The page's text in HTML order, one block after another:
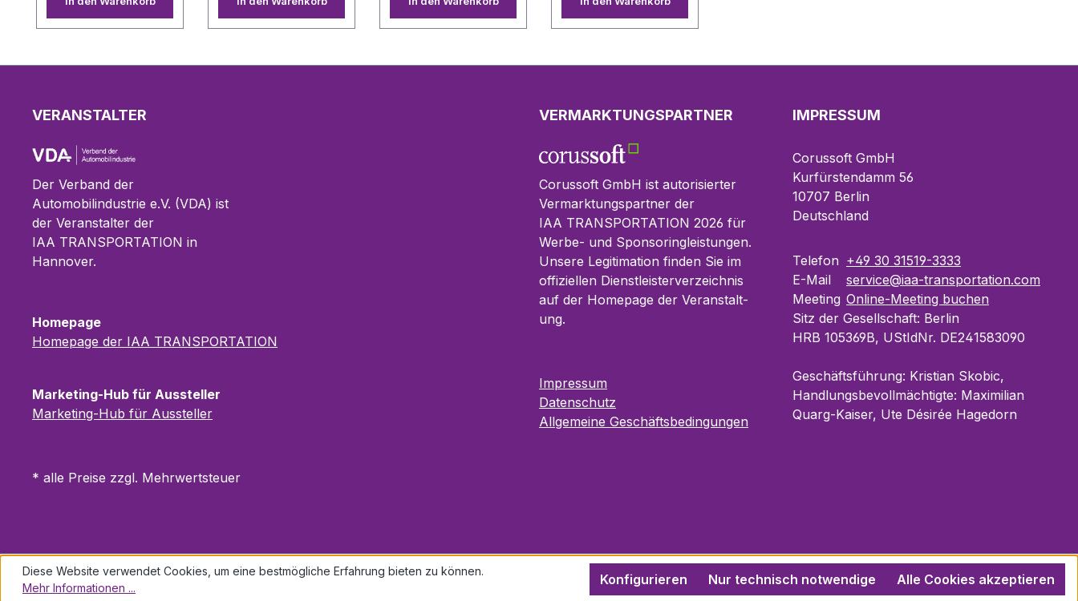
VERANSTALTER
Der Verband der
Automobilindustrie e.V. (VDA) ist
der Veranstalter der
IAA TRANSPORTATION in
Hannover.
Homepage
Homepage der IAA TRANSPORTATION
Marketing-Hub für Aussteller
Marketing-Hub für Aussteller
* alle Preise zzgl. Mehrwertsteuer
VERMARKTUNGSPARTNER
Corussoft GmbH ist autorisierter
Vermarktungspartner der
IAA TRANSPORTATION 2026 für
Werbe- und Sponsoringleistungen.
Unsere Legitimation finden Sie im
offiziellen Dienstleister­verzeichnis
auf der Homepage der Veranstalt­
ung.
Impressum
Datenschutz
Allgemeine Geschäftsbedingungen
IMPRESSUM
Corussoft GmbH
Kurfürstendamm 56
10707 Berlin
Deutschland
Telefon +49 30 31519-3333
E-Mail
service@iaa-transportation.com
Meeting Online-Meeting buchen
Sitz der Gesellschaft: Berlin
HRB 105369B, UStIdNr. DE241583090
Geschäftsführung: Kristian Skobic,
Handlungsbevollmächtigte: Maximilian
Quarg-Kaiser, Ute Désirée Hagedorn
Diese Website verwendet Cookies, um eine bestmögliche Erfahrung bieten zu können.
Mehr Informationen ...
Nur technisch notwendige
Konfigurieren Alle Cookies akzeptieren